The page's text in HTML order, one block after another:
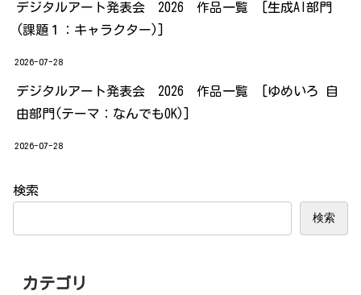
デジタルアート発表会 2026 作品一覧 [生成AI部門
(課題１：キャラクター)]
2026-07-28
デジタルアート発表会 2026 作品一覧 [ゆめいろ 自
由部門(テーマ：なんでもOK)]
2026-07-28
検索
検索
カテゴリ